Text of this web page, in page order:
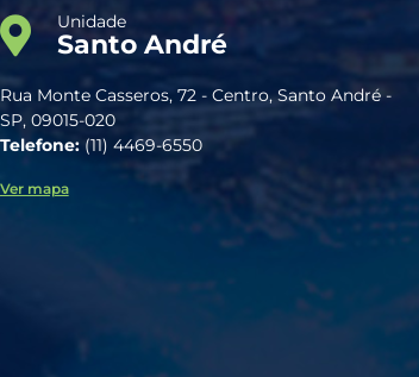
Unidade
Santo André
Rua Monte Casseros, 72 - Centro, Santo André -
SP, 09015-020
Telefone: (11) 4469-6550
Ver mapa